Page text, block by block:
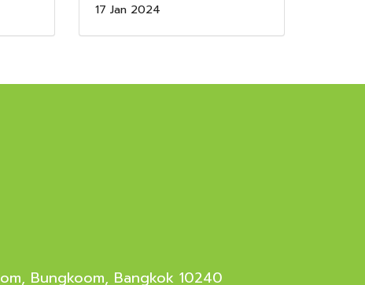
17 Jan 2024
Bungkoom, Bangkok 10240